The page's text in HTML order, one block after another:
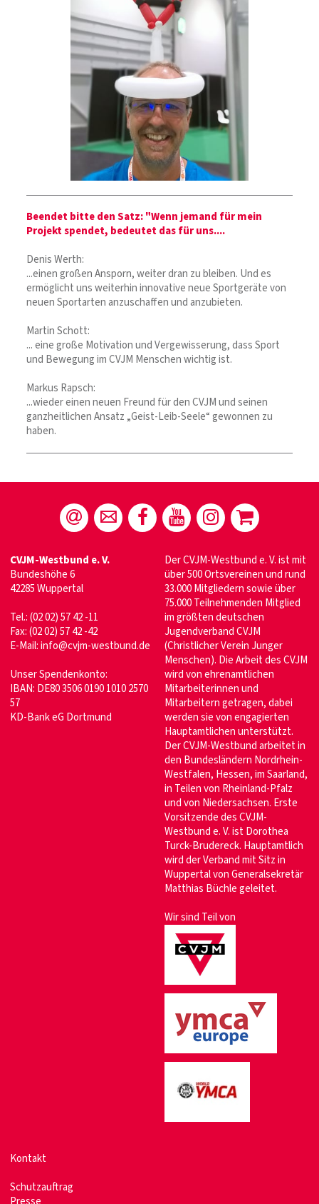
Beendet bitte den Satz: "Wenn jemand für mein
Projekt spendet, bedeutet das für uns....
Denis Werth:
...einen großen Ansporn, weiter dran zu bleiben. Und es
ermöglicht uns weiterhin innovative neue Sportgeräte von
neuen Sportarten anzuschaffen und anzubieten.
Martin Schott:
... eine große Motivation und Vergewisserung, dass Sport
und Bewegung im CVJM Menschen wichtig ist.
Markus Rapsch:
...wieder einen neuen Freund für den CVJM und seinen
ganzheitlichen Ansatz „Geist-Leib-Seele“ gewonnen zu
haben.
CVJM-Westbund e. V.
Bundeshöhe 6
42285 Wuppertal
Tel.: (02 02) 57 42 -11
Fax: (02 02) 57 42 -42
E-Mail:info@cvjm-westbund.de
Unser Spendenkonto:
IBAN: DE80 3506 0190 1010 2570
57
KD-Bank eG Dortmund
Der CVJM-Westbund e. V. ist mit
über 500 Ortsvereinen und rund
33.000 Mitgliedern sowie über
75.000 Teilnehmenden Mitglied
im größten deutschen
Jugendverband CVJM
(Christlicher Verein Junger
Menschen). Die Arbeit des CVJM
wird von ehrenamtlichen
Mitarbeiterinnen und
Mitarbeitern getragen, dabei
werden sie von engagierten
Hauptamtlichen unterstützt.
Der CVJM-Westbund arbeitet in
den Bundesländern Nordrhein-
Westfalen, Hessen, im Saarland,
in Teilen von Rheinland-Pfalz
und von Niedersachsen. Erste
Vorsitzende des CVJM-
Westbund e. V. ist Dorothea
Turck-Brudereck. Hauptamtlich
wird der Verband mit Sitz in
Wuppertal von Generalsekretär
Matthias Büchle geleitet.
Wir sind Teil von
Kontakt
Schutzauftrag